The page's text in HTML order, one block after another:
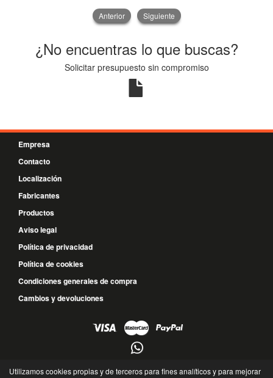
Anterior Siguiente
¿No encuentras lo que buscas?
Solicitar presupuesto sin compromiso
Empresa
Contacto
Localización
Fabricantes
Productos
Aviso legal
Política de privacidad
Política de cookies
Condiciones generales de compra
Cambios y devoluciones
971 43 13 72
Utilizamos cookies propias y de terceros para fines analíticos y para mejorar